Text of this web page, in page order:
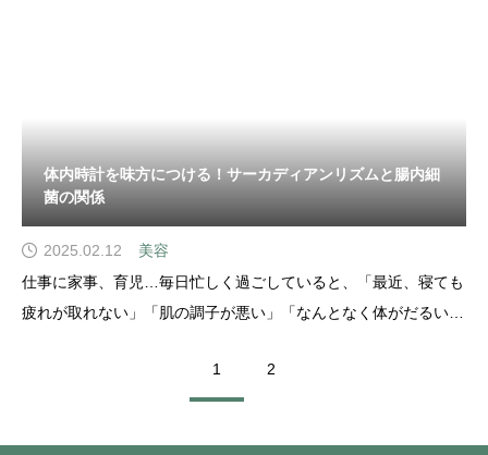
体内時計を味方につける！サーカディアンリズムと腸内細
菌の関係
2025.02.12
美容
仕事に家事、育児…毎日忙しく過ごしていると、「最近、寝ても
疲れが取れない」「肌の調子が悪い」「なんとなく体がだるい」
アンリズム（体内時計） の乱れが原因かもしれません。私たち
の体は、約24時間周期のリズムで動いており、睡眠・ホルモン
1 2